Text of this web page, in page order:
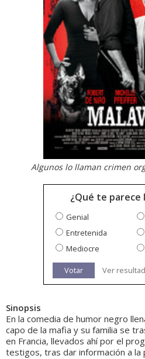
Algunos lo llaman crimen
¿Qué te parece
Genial
Entretenida
Mediocre
Votar Ver
Sinopsis
En la comedia de humor negro
capo de la mafia y su familia se
en Francia, llevados ahí por el
testigos, tras dar información a la